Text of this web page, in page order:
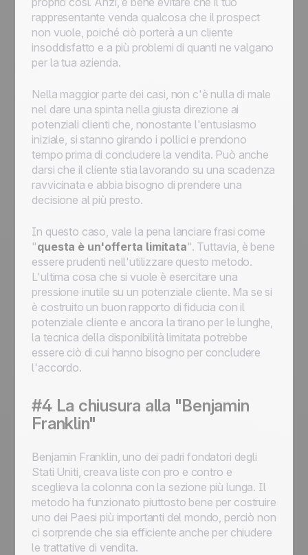
rappresentante venda qualcosa che il prospect
non vuole, poiché ciò porterà a un cliente
insoddisfatto e a più problemi di quanti ne valgano
per la tua azienda.
Nella maggior parte dei casi, non c'è nulla di male
nel dare una spinta nella giusta direzione ai
potenziali clienti che, nonostante l'entusiasmo
iniziale, si stanno girando i pollici e prendono
tempo prima di concludere la vendita. Può anche
darsi che il cliente stia lavorando su una scadenza
ravvicinata e abbia bisogno di prendere una
decisione al più presto.
In questo caso, vale la pena lanciare frasi come
"questa è un'offerta limitata". Tuttavia, è bene
essere prudenti nell'utilizzare questo metodo.
L'ultima cosa che si vuole è esercitare una
pressione inutile su un potenziale cliente. Ma se si
è costruito un buon rapporto di fiducia con il
potenziale cliente e ancora la tirano per le lunghe,
la tecnica della disponibilità limitata potrebbe
essere ciò di cui hanno bisogno per concludere
l'accordo.
#4 La chiusura alla "Benjamin
Franklin"
Benjamin Franklin, uno dei padri fondatori degli
Stati Uniti, creava liste con pro e contro e
sceglieva la colonna con la sezione più lunga. Il
metodo ha funzionato piuttosto bene per costruire
uno dei Paesi più importanti del mondo, perciò non
ci sorprende che sia efficiente anche per chiudere
le trattative di vendita.